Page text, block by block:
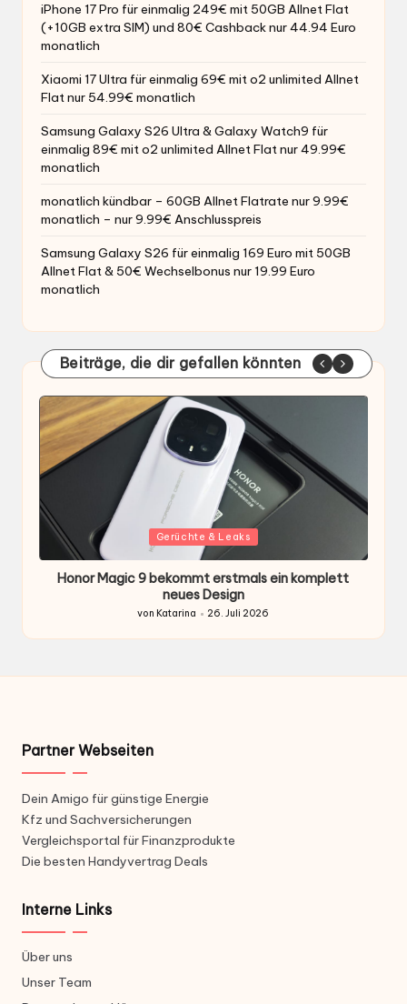
iPhone 17 Pro für einmalig 249€ mit 50GB Allnet Flat
(+10GB extra SIM) und 80€ Cashback nur 44.94 Euro
monatlich
Xiaomi 17 Ultra für einmalig 69€ mit o2 unlimited Allnet
Flat nur 54.99€ monatlich
Samsung Galaxy S26 Ultra & Galaxy Watch9 für
einmalig 89€ mit o2 unlimited Allnet Flat nur 49.99€
monatlich
monatlich kündbar – 60GB Allnet Flatrate nur 9.99€
monatlich – nur 9.99€ Anschlusspreis
Samsung Galaxy S26 für einmalig 169 Euro mit 50GB
Allnet Flat & 50€ Wechselbonus nur 19.99 Euro
monatlich
Beiträge, die dir gefallen könnten
Gepostet
Gerüchte & Leaks
Honor Magic 9 bekommt erstmals ein komplett
neues Design
Gepostet
von
von Katarina 26. Juli 2026
Partner Webseiten
Dein Amigo für günstige Energie
Kfz und Sachversicherungen
Vergleichsportal für Finanzprodukte
Die besten Handyvertrag Deals
Interne Links
Über uns
Unser Team